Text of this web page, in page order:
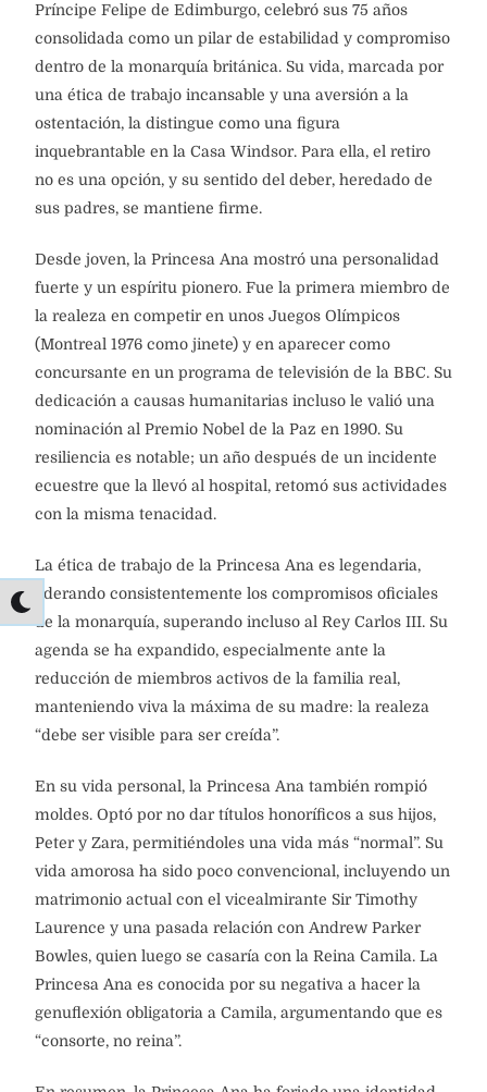
Príncipe Felipe de Edimburgo, celebró sus 75 años
consolidada como un pilar de estabilidad y compromiso
dentro de la monarquía británica. Su vida, marcada por
una ética de trabajo incansable y una aversión a la
ostentación, la distingue como una figura
inquebrantable en la Casa Windsor. Para ella, el retiro
no es una opción, y su sentido del deber, heredado de
sus padres, se mantiene firme.
Desde joven, la Princesa Ana mostró una personalidad
fuerte y un espíritu pionero. Fue la primera miembro de
la realeza en competir en unos Juegos Olímpicos
(Montreal 1976 como jinete) y en aparecer como
concursante en un programa de televisión de la BBC. Su
dedicación a causas humanitarias incluso le valió una
nominación al Premio Nobel de la Paz en 1990. Su
resiliencia es notable; un año después de un incidente
ecuestre que la llevó al hospital, retomó sus actividades
con la misma tenacidad.
La ética de trabajo de la Princesa Ana es legendaria,
liderando consistentemente los compromisos oficiales
de la monarquía, superando incluso al Rey Carlos III. Su
agenda se ha expandido, especialmente ante la
reducción de miembros activos de la familia real,
manteniendo viva la máxima de su madre: la realeza
“debe ser visible para ser creída”.
En su vida personal, la Princesa Ana también rompió
moldes. Optó por no dar títulos honoríficos a sus hijos,
Peter y Zara, permitiéndoles una vida más “normal”. Su
vida amorosa ha sido poco convencional, incluyendo un
matrimonio actual con el vicealmirante Sir Timothy
Laurence y una pasada relación con Andrew Parker
Bowles, quien luego se casaría con la Reina Camila. La
Princesa Ana es conocida por su negativa a hacer la
genuflexión obligatoria a Camila, argumentando que es
“consorte, no reina”.